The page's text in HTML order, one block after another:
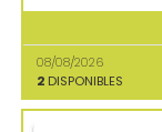
08/08/2026
2 DISPONIBLES